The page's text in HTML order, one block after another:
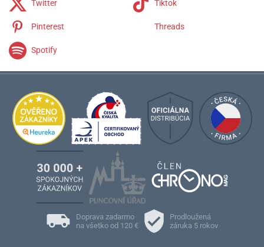
Twitter Tiktok
Pinterest Threads
Spotify
Doprava zadarmo
na všetko od 120 €
Prodloužená
záruka 5 rokov